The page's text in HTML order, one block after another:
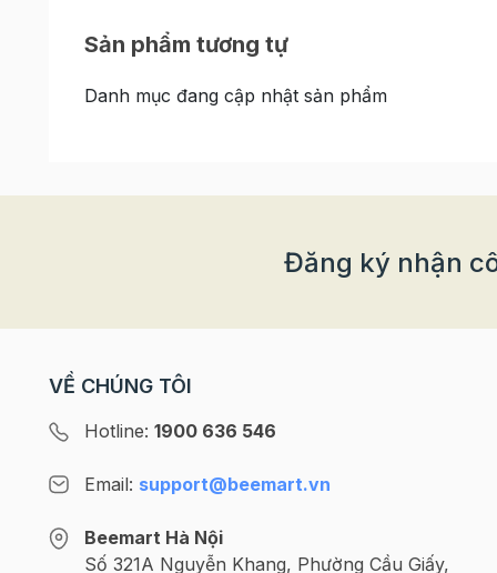
Bước 1: Trộn đều bột mì, bột nổi, vani rồi lọc
Sản phẩm tương tự
Danh mục đang cập nhật sản phẩm
Đăng ký nhận
VỀ CHÚNG TÔI
Hotline: 1900 636 546
Email: support@beemart.vn
Beemart Hà Nội
Số 321A Nguyễn Khang, Phường Cầu Giấy,